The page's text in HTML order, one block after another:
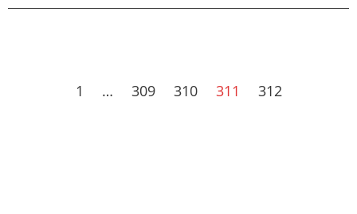
1 … 309 310 311 312